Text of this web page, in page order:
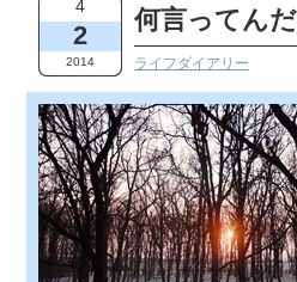
4
2
2014
何言ってん
ライフダイアリー